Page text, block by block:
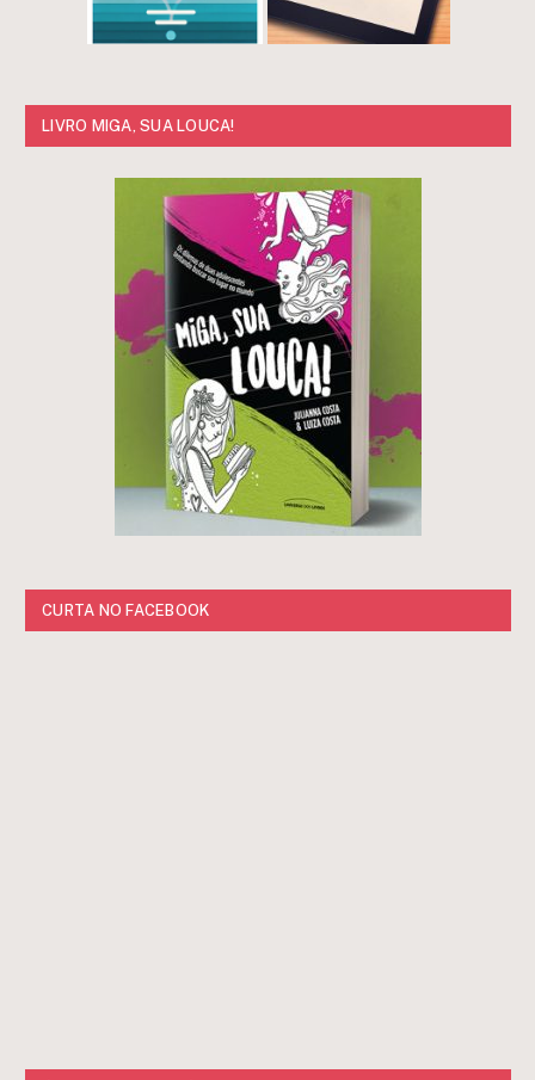
LIVRO MIGA, SUA LOUCA!
CURTA NO FACEBOOK